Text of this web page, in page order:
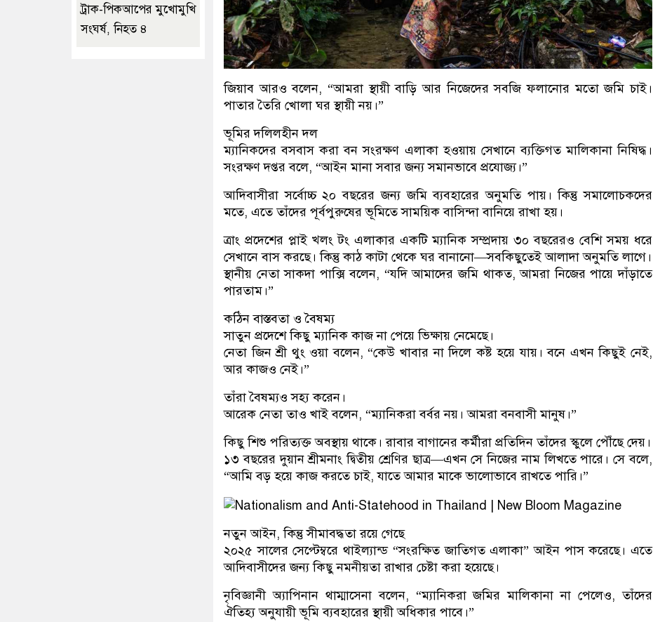
জিয়াব আরও বলেন, “আমরা স্থায়ী বাড়ি আর নিজেদের সবজি ফলানোর মতো জমি চাই।
পাতার তৈরি খোলা ঘর স্থায়ী নয়।”
ভূমির দলিলহীন দল
ম্যানিকদের বসবাস করা বন সংরক্ষণ এলাকা হওয়ায় সেখানে ব্যক্তিগত মালিকানা নিষিদ্ধ।
সংরক্ষণ দপ্তর বলে, “আইন মানা সবার জন্য সমানভাবে প্রযোজ্য।”
আদিবাসীরা সর্বোচ্চ ২০ বছরের জন্য জমি ব্যবহারের অনুমতি পায়। কিন্তু সমালোচকদের
মতে, এতে তাঁদের পূর্বপুরুষের ভূমিতে সাময়িক বাসিন্দা বানিয়ে রাখা হয়।
ত্রাং প্রদেশের প্লাই খ্লং টং এলাকার একটি ম্যানিক সম্প্রদায় ৩০ বছরেরও বেশি সময় ধরে
সেখানে বাস করছে। কিন্তু কাঠ কাটা থেকে ঘর বানানো—সবকিছুতেই আলাদা অনুমতি লাগে।
স্থানীয় নেতা সাকদা পাক্সি বলেন, “যদি আমাদের জমি থাকত, আমরা নিজের পায়ে দাঁড়াতে
পারতাম।”
কঠিন বাস্তবতা ও বৈষম্য
সাতুন প্রদেশে কিছু ম্যানিক কাজ না পেয়ে ভিক্ষায় নেমেছে।
নেতা জিন শ্রী থুং ওয়া বলেন, “কেউ খাবার না দিলে কষ্ট হয়ে যায়। বনে এখন কিছুই নেই,
আর কাজও নেই।”
তাঁরা বৈষম্যও সহ্য করেন।
আরেক নেতা তাও খাই বলেন, “ম্যানিকরা বর্বর নয়। আমরা বনবাসী মানুষ।”
কিছু শিশু পরিত্যক্ত অবস্থায় থাকে। রাবার বাগানের কর্মীরা প্রতিদিন তাঁদের স্কুলে পৌঁছে দেয়।
১৩ বছরের দুয়ান শ্রীমনাং দ্বিতীয় শ্রেণির ছাত্র—এখন সে নিজের নাম লিখতে পারে। সে বলে,
“আমি বড় হয়ে কাজ করতে চাই, যাতে আমার মাকে ভালোভাবে রাখতে পারি।”
নতুন আইন, কিন্তু সীমাবদ্ধতা রয়ে গেছে
২০২৫ সালের সেপ্টেম্বরে থাইল্যান্ড “সংরক্ষিত জাতিগত এলাকা” আইন পাস করেছে। এতে
আদিবাসীদের জন্য কিছু নমনীয়তা রাখার চেষ্টা করা হয়েছে।
নৃবিজ্ঞানী অ্যাপিনান থাম্মাসেনা বলেন, “ম্যানিকরা জমির মালিকানা না পেলেও, তাঁদের
ঐতিহ্য অনুযায়ী ভূমি ব্যবহারের স্থায়ী অধিকার পাবে।”
ট্রাক-পিকআপের মুখোমুখি
সংঘর্ষ, নিহত ৪